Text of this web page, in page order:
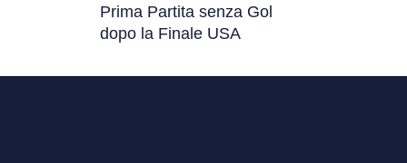
Prima Partita senza Gol
dopo la Finale USA